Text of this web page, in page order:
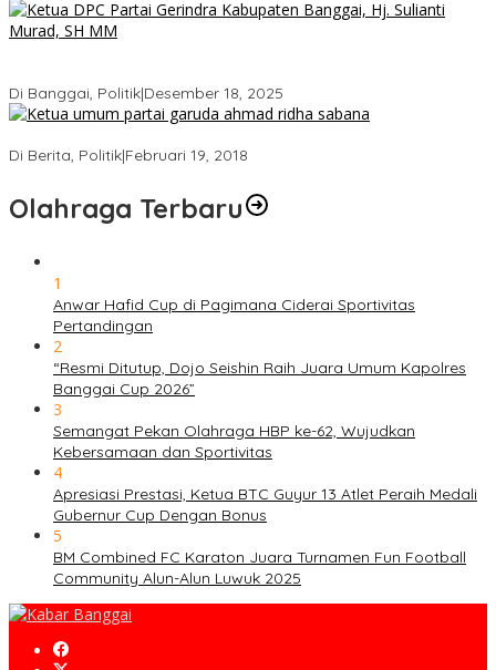
Di Banggai, Politik|Desember 18, 2025
Di Berita, Politik|Februari 19, 2018
Olahraga Terbaru
1
Anwar Hafid Cup di Pagimana Ciderai Sportivitas
Pertandingan
2
“Resmi Ditutup, Dojo Seishin Raih Juara Umum Kapolres
Banggai Cup 2026”
3
Semangat Pekan Olahraga HBP ke-62, Wujudkan
Kebersamaan dan Sportivitas
4
Apresiasi Prestasi, Ketua BTC Guyur 13 Atlet Peraih Medali
Gubernur Cup Dengan Bonus
5
BM Combined FC Karaton Juara Turnamen Fun Football
Community Alun-Alun Luwuk 2025